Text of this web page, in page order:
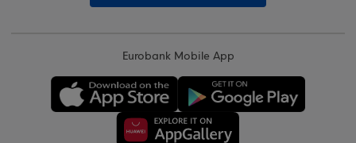
Eurobank Mobile App